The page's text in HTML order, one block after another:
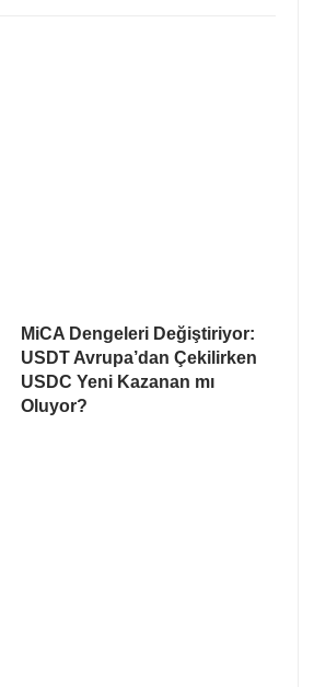
MiCA Dengeleri Değiştiriyor:
USDT Avrupa’dan Çekilirken
USDC Yeni Kazanan mı
Oluyor?